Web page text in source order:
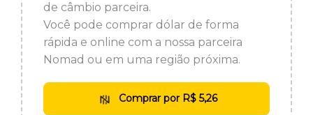
de câmbio parceira.
Você pode comprar dólar de forma
rápida e online com a nossa parceira
Nomad ou em uma região próxima.
Comprar por R$ 5,26